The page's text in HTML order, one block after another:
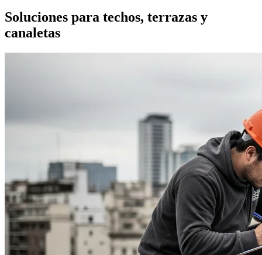
Soluciones para techos, terrazas y
canaletas